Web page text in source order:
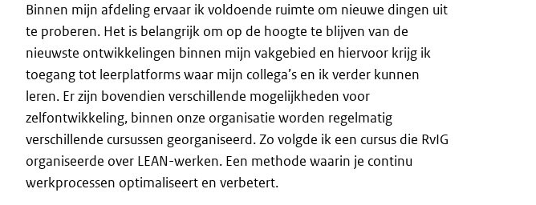
Binnen mijn afdeling ervaar ik voldoende ruimte om nieuwe dingen uit
te proberen. Het is belangrijk om op de hoogte te blijven van de
nieuwste ontwikkelingen binnen mijn vakgebied en hiervoor krijg ik
toegang tot leerplatforms waar mijn collega’s en ik verder kunnen
leren. Er zijn bovendien verschillende mogelijkheden voor
zelfontwikkeling, binnen onze organisatie worden regelmatig
verschillende cursussen georganiseerd. Zo volgde ik een cursus die RvIG
organiseerde over LEAN-werken. Een methode waarin je continu
werkprocessen optimaliseert en verbetert.